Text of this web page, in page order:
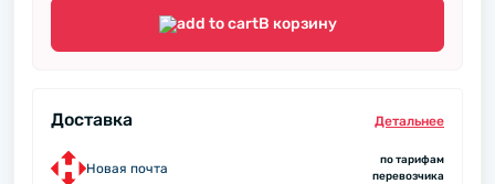
В корзину
Доставка Детальнее
Новая почта
по тарифам
перевозчика